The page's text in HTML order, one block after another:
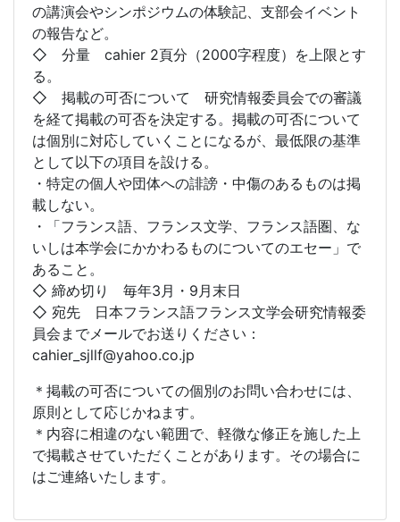
の講演会やシンポジウムの体験記、支部会イベント
の報告など。
◇ 分量 cahier 2頁分（2000字程度）を上限とす
る。
◇ 掲載の可否について 研究情報委員会での審議
を経て掲載の可否を決定する。掲載の可否について
は個別に対応していくことになるが、最低限の基準
として以下の項目を設ける。
・特定の個人や団体への誹謗・中傷のあるものは掲
載しない。
・「フランス語、フランス文学、フランス語圏、な
いしは本学会にかかわるものについてのエセー」で
あること。
◇ 締め切り 毎年3月・9月末日
◇ 宛先 日本フランス語フランス文学会研究情報委
員会までメールでお送りください：
cahier_sjllf@yahoo.co.jp
＊掲載の可否についての個別のお問い合わせには、
原則として応じかねます。
＊内容に相違のない範囲で、軽微な修正を施した上
で掲載させていただくことがあります。その場合に
はご連絡いたします。